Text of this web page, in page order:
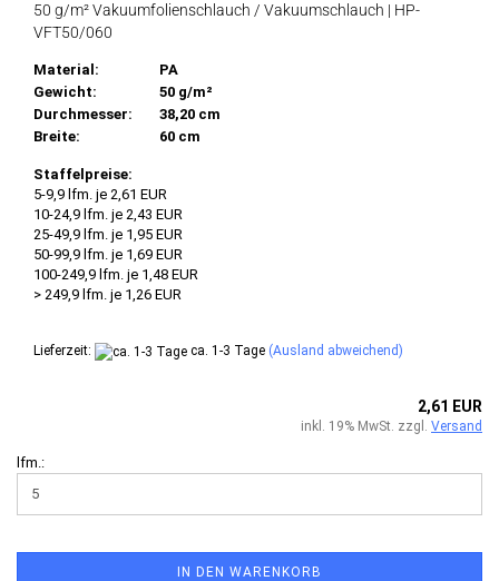
50 g/m² Vakuumfolienschlauch / Vakuumschlauch | HP-
VFT50/060
Material:
PA
Gewicht:
50 g/m²
Durchmesser:
38,20 cm
Breite:
60 cm
Staffelpreise:
5-9,9 lfm. je 2,61 EUR
10-24,9 lfm. je 2,43 EUR
25-49,9 lfm. je 1,95 EUR
50-99,9 lfm. je 1,69 EUR
100-249,9 lfm. je 1,48 EUR
> 249,9 lfm. je 1,26 EUR
Lieferzeit: ca. 1-3 Tage (Ausland abweichend)
2,61 EUR
inkl. 19% MwSt. zzgl. Versand
lfm.:
IN DEN WARENKORB